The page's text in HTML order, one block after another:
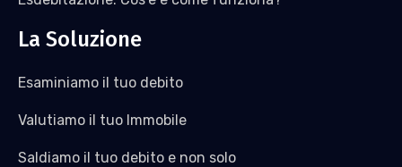
La Soluzione
Esaminiamo il tuo debito
Valutiamo il tuo Immobile
Saldiamo il tuo debito e non solo